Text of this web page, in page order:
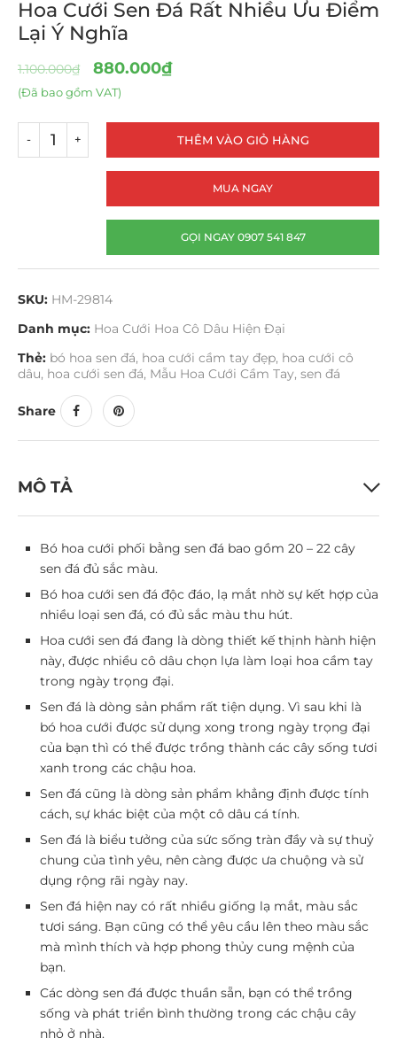
Hoa Cưới Sen Đá Rất Nhiều Ưu Điểm
Lại Ý Nghĩa
1.100.000₫ 880.000₫
(Đã bao gồm VAT)
THÊM VÀO GIỎ HÀNG
MUA NGAY
GỌI NGAY 0907 541 847
SKU: HM-29814
Danh mục: Hoa Cưới Hoa Cô Dâu Hiện Đại
Thẻ: bó hoa sen đá, hoa cưới cầm tay đẹp, hoa cưới cô
dâu, hoa cưới sen đá, Mẫu Hoa Cưới Cầm Tay, sen đá
Share
MÔ TẢ
Bó hoa cưới phối bằng sen đá bao gồm 20 – 22 cây
sen đá đủ sắc màu.
Bó hoa cưới sen đá độc đáo, lạ mắt nhờ sự kết hợp của
nhiều loại sen đá, có đủ sắc màu thu hút.
Hoa cưới sen đá đang là dòng thiết kế thịnh hành hiện
này, được nhiều cô dâu chọn lựa làm loại hoa cầm tay
trong ngày trọng đại.
Sen đá là dòng sản phẩm rất tiện dụng. Vì sau khi là
bó hoa cưới được sử dụng xong trong ngày trọng đại
của bạn thì có thể được trồng thành các cây sống tươi
xanh trong các chậu hoa.
Sen đá cũng là dòng sản phẩm khẳng định được tính
cách, sự khác biệt của một cô dâu cá tính.
Sen đá là biểu tưởng của sức sống tràn đầy và sự thuỷ
chung của tình yêu, nên càng được ưa chuộng và sử
dụng rộng rãi ngày nay.
Sen đá hiện nay có rất nhiều giống lạ mắt, màu sắc
tươi sáng. Bạn cũng có thể yêu cầu lên theo màu sắc
mà mình thích và hợp phong thủy cung mệnh của
bạn.
Các dòng sen đá được thuần sẵn, bạn có thể trồng
sống và phát triển bình thường trong các chậu cây
nhỏ ở nhà.